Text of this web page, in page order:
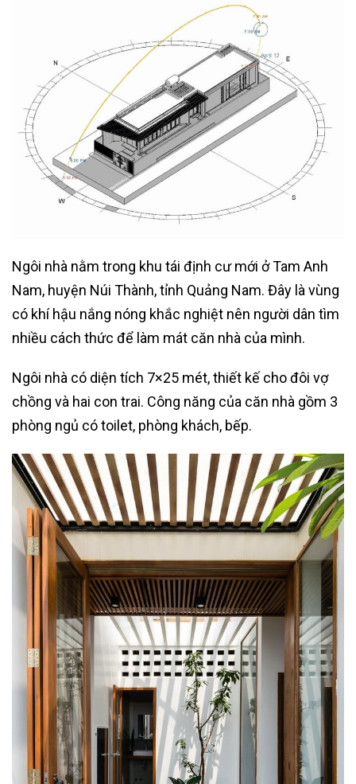
Ngôi nhà nằm trong khu tái định cư mới ở Tam Anh
Nam, huyện Núi Thành, tỉnh Quảng Nam. Đây là vùng
có khí hậu nắng nóng khắc nghiệt nên người dân tìm
nhiều cách thức để làm mát căn nhà của mình.
Ngôi nhà có diện tích 7×25 mét, thiết kế cho đôi vợ
chồng và hai con trai. Công năng của căn nhà gồm 3
phòng ngủ có toilet, phòng khách, bếp.